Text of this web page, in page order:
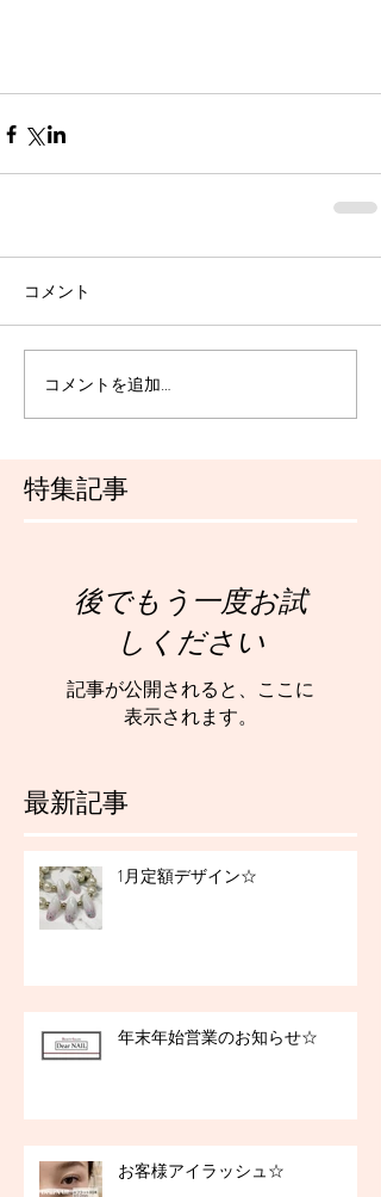
特集記事
最新記事
コメント
コメントを追加…
後でもう一度お試
しください
記事が公開されると、ここに
表示されます。
1月定額デザイン☆
年末年始営業のお知らせ☆
お客様アイラッシュ☆